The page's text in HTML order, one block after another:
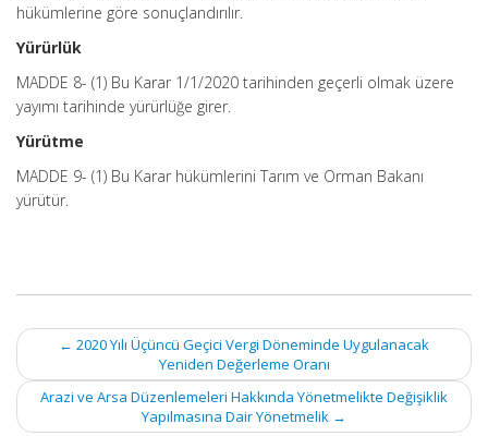
hükümlerine göre sonuçlandırılır.
Yürürlük
MADDE 8- (1) Bu Karar 1/1/2020 tarihinden geçerli olmak üzere
yayımı tarihinde yürürlüğe girer.
Yürütme
MADDE 9- (1) Bu Karar hükümlerini Tarım ve Orman Bakanı
yürütür.
Post
navigation
← 2020 Yılı Üçüncü Geçici Vergi Döneminde Uygulanacak
Yeniden Değerleme Oranı
Arazi ve Arsa Düzenlemeleri Hakkında Yönetmelikte Değişiklik
Yapılmasına Dair Yönetmelik →